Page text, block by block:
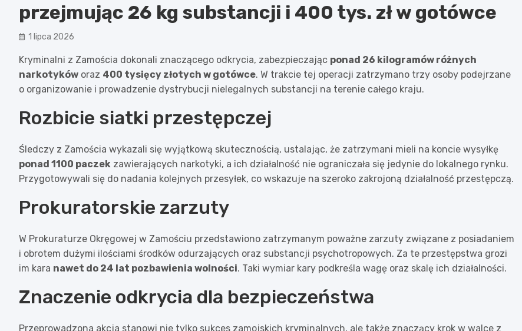
przejmując 26 kg substancji i 400 tys. zł w gotówce
1 lipca 2026
Kryminalni z Zamościa dokonali znaczącego odkrycia, zabezpieczając ponad 26 kilogramów różnych
narkotyków oraz 400 tysięcy złotych w gotówce. W trakcie tej operacji zatrzymano trzy osoby podejrzane
o organizowanie i prowadzenie dystrybucji nielegalnych substancji na terenie całego kraju.
Rozbicie siatki przestępczej
Śledczy z Zamościa wykazali się wyjątkową skutecznością, ustalając, że zatrzymani mieli na koncie wysyłkę
ponad 1100 paczek zawierających narkotyki, a ich działalność nie ograniczała się jedynie do lokalnego rynku.
Przygotowywali się do nadania kolejnych przesyłek, co wskazuje na szeroko zakrojoną działalność przestępczą.
Prokuratorskie zarzuty
W Prokuraturze Okręgowej w Zamościu przedstawiono zatrzymanym poważne zarzuty związane z posiadaniem
i obrotem dużymi ilościami środków odurzających oraz substancji psychotropowych. Za te przestępstwa grozi
im kara nawet do 24 lat pozbawienia wolności. Taki wymiar kary podkreśla wagę oraz skalę ich działalności.
Znaczenie odkrycia dla bezpieczeństwa
Przeprowadzona akcja stanowi nie tylko sukces zamojskich kryminalnych, ale także znaczący krok w walce z